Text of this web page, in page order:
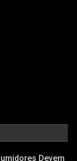
Devem